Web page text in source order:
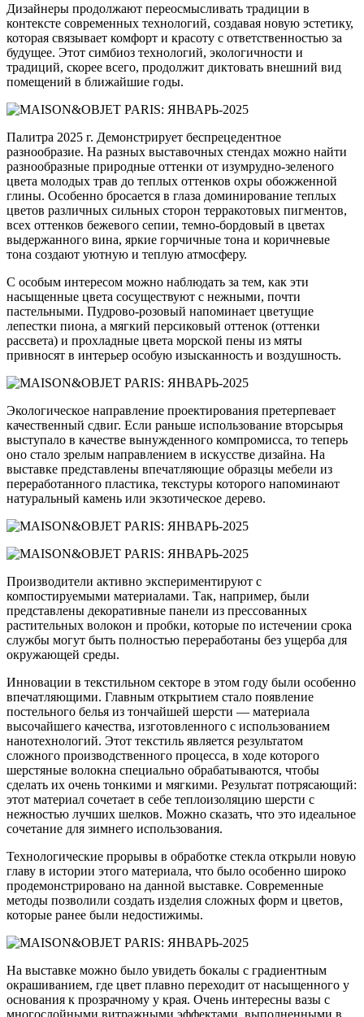
Дизайнеры продолжают переосмысливать традиции в
контексте современных технологий, создавая новую эстетику,
которая связывает комфорт и красоту с ответственностью за
будущее. Этот симбиоз технологий, экологичности и
традиций, скорее всего, продолжит диктовать внешний вид
помещений в ближайшие годы.
Палитра 2025 г. Демонстрирует беспрецедентное
разнообразие. На разных выставочных стендах можно найти
разнообразные природные оттенки от изумрудно-зеленого
цвета молодых трав до теплых оттенков охры обожженной
глины. Особенно бросается в глаза доминирование теплых
цветов различных сильных сторон терракотовых пигментов,
всех оттенков бежевого сепии, темно-бордовый в цветах
выдержанного вина, яркие горчичные тона и коричневые
тона создают уютную и теплую атмосферу.
С особым интересом можно наблюдать за тем, как эти
насыщенные цвета сосуществуют с нежными, почти
пастельными. Пудрово-розовый напоминает цветущие
лепестки пиона, а мягкий персиковый оттенок (оттенки
рассвета) и прохладные цвета морской пены из мяты
привносят в интерьер особую изысканность и воздушность.
Экологическое направление проектирования претерпевает
качественный сдвиг. Если раньше использование вторсырья
выступало в качестве вынужденного компромисса, то теперь
оно стало зрелым направлением в искусстве дизайна. На
выставке представлены впечатляющие образцы мебели из
переработанного пластика, текстуры которого напоминают
натуральный камень или экзотическое дерево.
Производители активно экспериментируют с
компостируемыми материалами. Так, например, были
представлены декоративные панели из прессованных
растительных волокон и пробки, которые по истечении срока
службы могут быть полностью переработаны без ущерба для
окружающей среды.
Инновации в текстильном секторе в этом году были особенно
впечатляющими. Главным открытием стало появление
постельного белья из тончайшей шерсти — материала
высочайшего качества, изготовленного с использованием
нанотехнологий. Этот текстиль является результатом
сложного производственного процесса, в ходе которого
шерстяные волокна специально обрабатываются, чтобы
сделать их очень тонкими и мягкими. Результат потрясающий:
этот материал сочетает в себе теплоизоляцию шерсти с
нежностью лучших шелков. Можно сказать, что это идеальное
сочетание для зимнего использования.
Технологические прорывы в обработке стекла открыли новую
главу в истории этого материала, что было особенно широко
продемонстрировано на данной выставке. Современные
методы позволили создать изделия сложных форм и цветов,
которые ранее были недостижимы.
На выставке можно было увидеть бокалы с градиентным
окрашиванием, где цвет плавно переходит от насыщенного у
основания к прозрачному у края. Очень интересны вазы с
многослойными витражными эффектами, выполненными в